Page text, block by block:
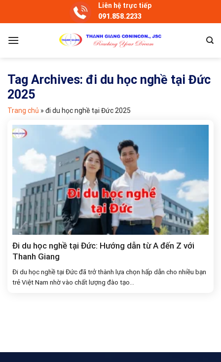
Liên hệ trực tiếp
091.858.2233
Tag Archives: đi du học nghề tại Đức
2025
Trang chủ » đi du học nghề tại Đức 2025
Đi du học nghề tại Đức: Hướng dẫn từ A đến Z với
Thanh Giang
Đi du học nghề tại Đức đã trở thành lựa chọn hấp dẫn cho nhiều bạn
trẻ Việt Nam nhờ vào chất lượng đào tạo...